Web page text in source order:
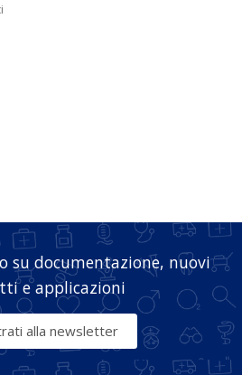
su documentazione, nuovi
e applicazioni
alla newsletter